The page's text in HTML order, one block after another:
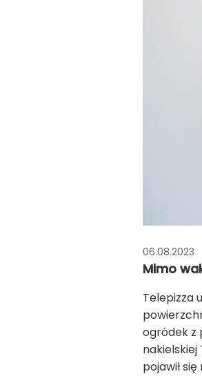
06.08.2023
Mimo
Telepizza
ogródek z
pojawił